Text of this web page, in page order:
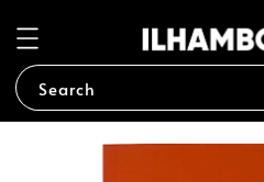
Search